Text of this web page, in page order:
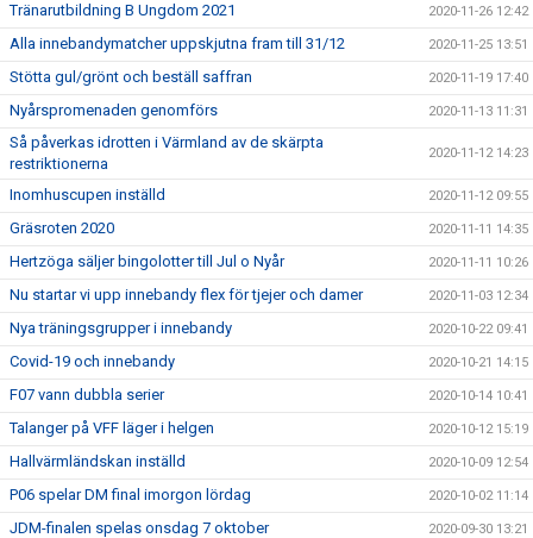
Tränarutbildning B Ungdom 2021 2020-11-26 12:42
Alla innebandymatcher uppskjutna fram till 31/12 2020-11-25 13:51
Stötta gul/grönt och beställ saffran 2020-11-19 17:40
Nyårspromenaden genomförs 2020-11-13 11:31
Så påverkas idrotten i Värmland av de skärpta
restriktionerna
2020-11-12 14:23
Inomhuscupen inställd 2020-11-12 09:55
Gräsroten 2020 2020-11-11 14:35
Hertzöga säljer bingolotter till Jul o Nyår 2020-11-11 10:26
Nu startar vi upp innebandy flex för tjejer och damer 2020-11-03 12:34
Nya träningsgrupper i innebandy 2020-10-22 09:41
Covid-19 och innebandy 2020-10-21 14:15
F07 vann dubbla serier 2020-10-14 10:41
Talanger på VFF läger i helgen 2020-10-12 15:19
Hallvärmländskan inställd 2020-10-09 12:54
P06 spelar DM final imorgon lördag 2020-10-02 11:14
JDM-finalen spelas onsdag 7 oktober 2020-09-30 13:21